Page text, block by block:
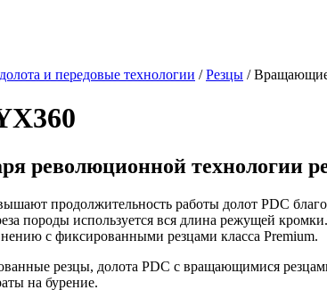
и передовые технологии /Резцы /
революционной технологии
продолжительность работы долот PDC
породы используется вся длина режущей
с фиксированными резцами класса Premium.
резцы, долота PDC с вращающимися
на бурение.